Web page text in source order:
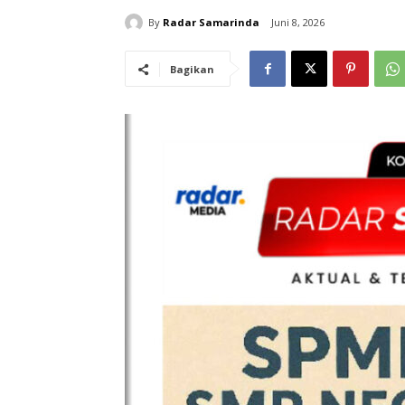
By Radar Samarinda Juni 8, 2026
Bagikan